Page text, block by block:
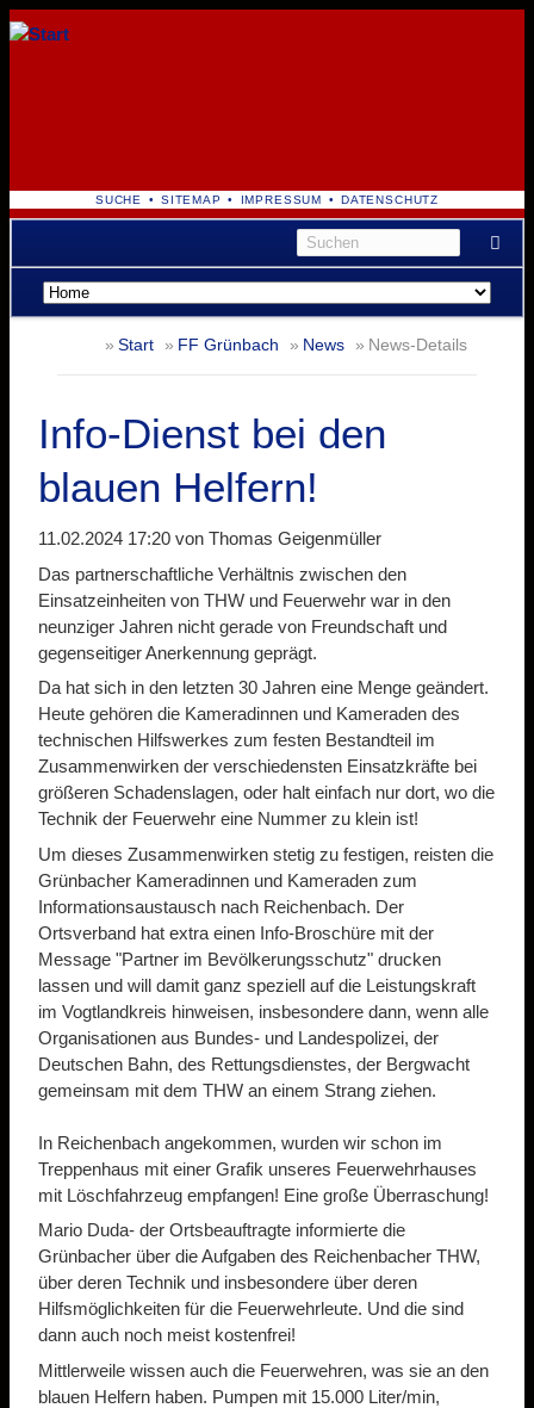
NAVIGATION
ÜBERSPRINGEN
SUCHE SITEMAP IMPRESSUM DATENSCHUTZ
Navigation
überspringen
Start FF Grünbach News News-Details
Info-Dienst bei den
blauen Helfern!
11.02.2024 17:20 von Thomas Geigenmüller
Das partnerschaftliche Verhältnis zwischen den
Einsatzeinheiten von THW und Feuerwehr war in den
neunziger Jahren nicht gerade von Freundschaft und
gegenseitiger Anerkennung geprägt.
Da hat sich in den letzten 30 Jahren eine Menge geändert.
Heute gehören die Kameradinnen und Kameraden des
technischen Hilfswerkes zum festen Bestandteil im
Zusammenwirken der verschiedensten Einsatzkräfte bei
größeren Schadenslagen, oder halt einfach nur dort, wo die
Technik der Feuerwehr eine Nummer zu klein ist!
Um dieses Zusammenwirken stetig zu festigen, reisten die
Grünbacher Kameradinnen und Kameraden zum
Informationsaustausch nach Reichenbach. Der
Ortsverband hat extra einen Info-Broschüre mit der
Message "Partner im Bevölkerungsschutz" drucken
lassen und will damit ganz speziell auf die Leistungskraft
im Vogtlandkreis hinweisen, insbesondere dann, wenn alle
Organisationen aus Bundes- und Landespolizei, der
Deutschen Bahn, des Rettungsdienstes, der Bergwacht
gemeinsam mit dem THW an einem Strang ziehen.
In Reichenbach angekommen, wurden wir schon im
Treppenhaus mit einer Grafik unseres Feuerwehrhauses
mit Löschfahrzeug empfangen! Eine große Überraschung!
Mario Duda- der Ortsbeauftragte informierte die
Grünbacher über die Aufgaben des Reichenbacher THW,
über deren Technik und insbesondere über deren
Hilfsmöglichkeiten für die Feuerwehrleute. Und die sind
dann auch noch meist kostenfrei!
Mittlerweile wissen auch die Feuerwehren, was sie an den
blauen Helfern haben. Pumpen mit 15.000 Liter/min,